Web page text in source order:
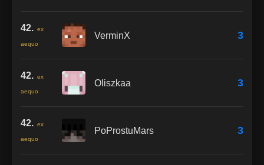
42. ex
aequo
VerminX 3
42. ex
aequo
Oliszkaa 3
42. ex
aequo
PoProstuMars 3